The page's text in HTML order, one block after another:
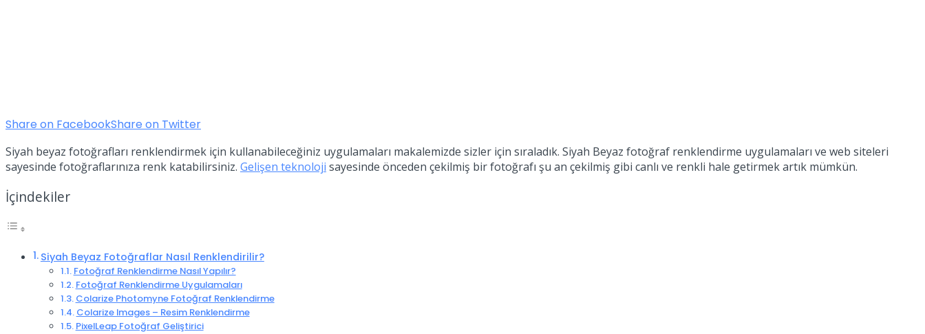
Share on FacebookShare on Twitter
Siyah beyaz fotoğrafları renklendirmek için kullanabileceğiniz uygulamaları makalemizde sizler için sıraladık. Siyah Beyaz fotoğraf renklendirme uygulamaları ve web siteleri
sayesinde fotoğraflarınıza renk katabilirsiniz. Gelişen teknoloji sayesinde önceden çekilmiş bir fotoğrafı şu an çekilmiş gibi canlı ve renkli hale getirmek artık mümkün.
İçindekiler
Siyah Beyaz Fotoğraflar Nasıl Renklendirilir?
Fotoğraf Renklendirme Nasıl Yapılır?
Fotoğraf Renklendirme Uygulamaları
Colarize Photomyne Fotoğraf Renklendirme
Colarize Images – Resim Renklendirme
PixelLeap Fotoğraf Geliştirici